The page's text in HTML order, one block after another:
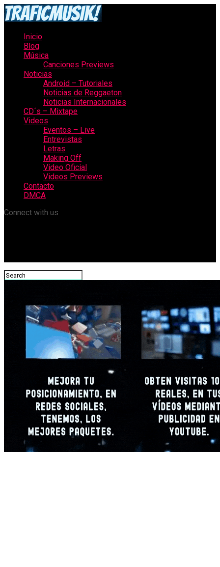
Inicio
Blog
Música
Canciones Previews
Noticias
Android – Tutoriales
Noticias de Reggaeton
Noticias Internacionales
CD´s – Mixtape
Videos
Eventos – Live
Entrevistas
Letras
Making Off
Video Oficial
Videos Previews
Contacto
DMCA
Connect with us